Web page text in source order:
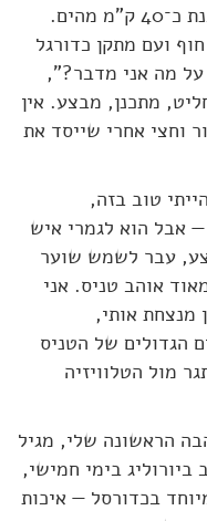
לכפר קאסם אין בכלל חוף. היא שוכנת כ־40 ק"מ מהים.
ועם מתקן כדורגל
מה אני מדבר?",
מתכנן, מבצע. אין
וחצי אחרי שייסד את
טוב בזה,
אבל הוא לגמרי איש
עבר לשמש שוער
אוהב טניס. אני
אותי,
הגדולים של הטניס
מול הטלוויזיה
הראשונה שלי, מגיל
בימי חמישי,
בכדורסל — איכות